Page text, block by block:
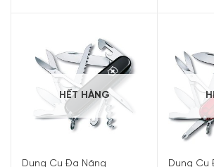
HẾT HÀNG
Dụng Cụ Đa Năng Dụng Cụ